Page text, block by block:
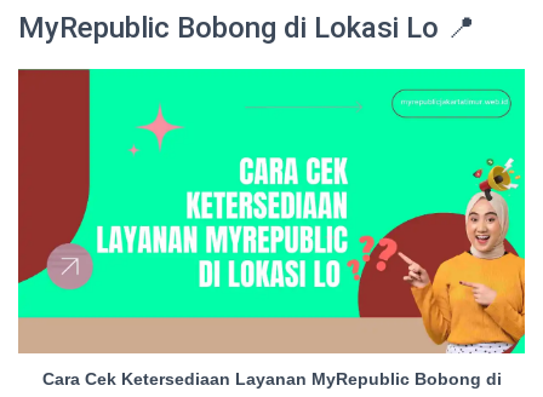
MyRepublic Bobong di Lokasi Lo 📍
Cara Cek Ketersediaan Layanan MyRepublic Bobong di